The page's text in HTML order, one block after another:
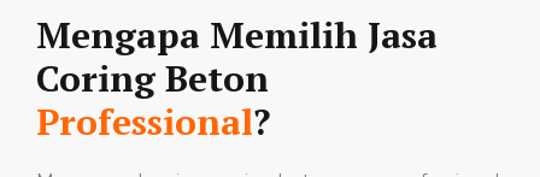
Mengapa Memilih Jasa
Coring Beton
Professional?